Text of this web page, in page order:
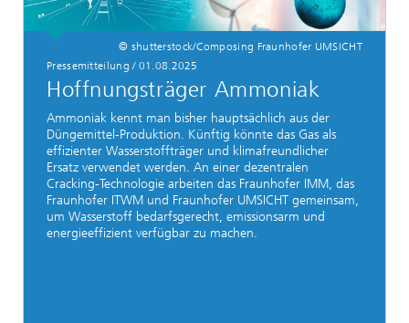
© shutterstock/Composing Fraunhofer UMSICHT
Pressemitteilung / 01.08.2025
Hoffnungsträger Ammoniak
Ammoniak kennt man bisher hauptsächlich aus der
Düngemittel-Produktion. Künftig könnte das Gas als
effizienter Wasserstoffträger und klimafreundlicher
Ersatz verwendet werden. An einer dezentralen
Cracking-Technologie arbeiten das Fraunhofer IMM, das
Fraunhofer ITWM und Fraunhofer UMSICHT gemeinsam,
um Wasserstoff bedarfsgerecht, emissionsarm und
energieeffizient verfügbar zu machen.